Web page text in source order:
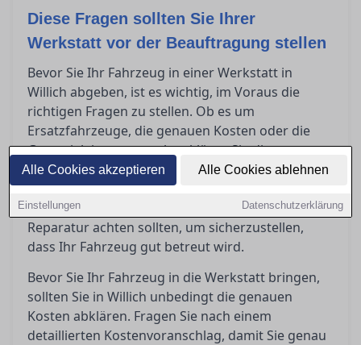
Alle Cookies akzeptieren Alle Cookies ablehnen
Einstellungen Datenschutzerklärung
Diese Fragen sollten Sie Ihrer
Werkstatt vor der Beauftragung stellen
Bevor Sie Ihr Fahrzeug in einer Werkstatt in
Willich abgeben, ist es wichtig, im Voraus die
richtigen Fragen zu stellen. Ob es um
Ersatzfahrzeuge, die genauen Kosten oder die
Garantieleistungen geht – klären Sie diese
Punkte, um unangenehme Überraschungen zu
vermeiden. In diesem Ratgeber erfahren Sie,
worauf Sie vor, während und nach einer
Reparatur achten sollten, um sicherzustellen,
dass Ihr Fahrzeug gut betreut wird.
Bevor Sie Ihr Fahrzeug in die Werkstatt bringen,
sollten Sie in Willich unbedingt die genauen
Kosten abklären. Fragen Sie nach einem
detaillierten Kostenvoranschlag, damit Sie genau